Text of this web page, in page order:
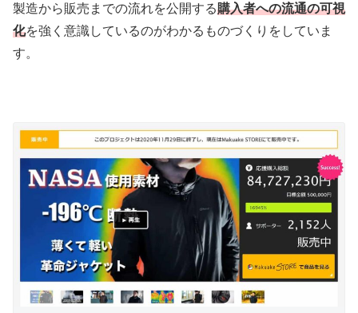
製造から販売までの流れを公開する購入者への流通の可視
化を強く意識しているのがわかるものづくりをしていま
す。